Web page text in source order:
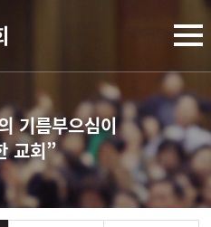
기름부으심이
교회”